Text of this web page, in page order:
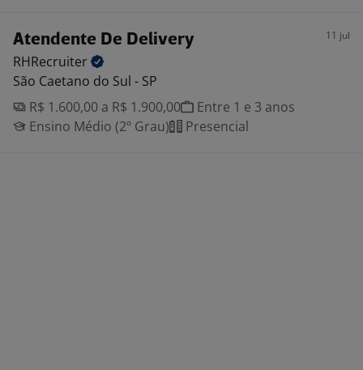
Atendente De Delivery 11 jul
RHRecruiter
São Caetano do Sul - SP
R$ 1.600,00 a R$ 1.900,00
Entre 1 e 3 anos
Ensino Médio (2º Grau)
Presencial